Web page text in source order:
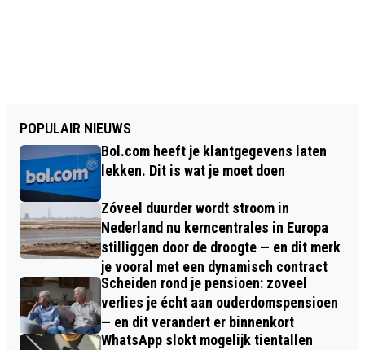
POPULAIR NIEUWS
Bol.com heeft je klantgegevens laten
lekken. Dit is wat je moet doen
Zóveel duurder wordt stroom in
Nederland nu kerncentrales in Europa
stilliggen door de droogte — en dit merk
je vooral met een dynamisch contract
Scheiden rond je pensioen: zoveel
verlies je écht aan ouderdomspensioen
— en dit verandert er binnenkort
WhatsApp slokt mogelijk tientallen